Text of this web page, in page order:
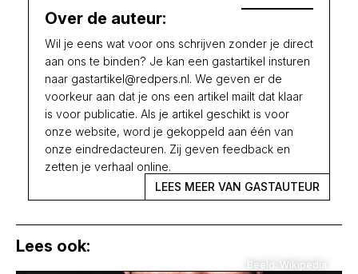
Over de auteur:
Wil je eens wat voor ons schrijven zonder je direct
aan ons te binden? Je kan een gastartikel insturen
naar gastartikel@redpers.nl. We geven er de
voorkeur aan dat je ons een artikel mailt dat klaar
is voor publicatie. Als je artikel geschikt is voor
onze website, word je gekoppeld aan één van
onze eindredacteuren. Zij geven feedback en
zetten je verhaal online.
LEES MEER VAN GASTAUTEUR
Lees ook:
Beeld: Wikipedia